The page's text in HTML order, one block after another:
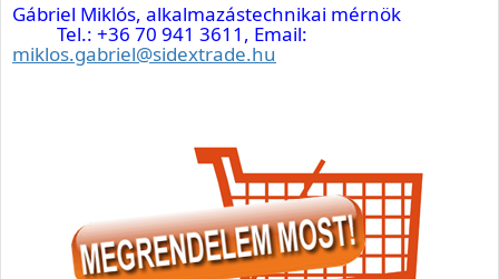
Gábriel Miklós, alkalmazástechnikai mérnök
Tel.: +36 70 941 3611, Email:
miklos.gabriel@sidextrade.hu